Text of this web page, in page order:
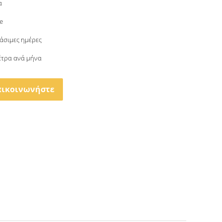
ημέρες
ανά μήνα